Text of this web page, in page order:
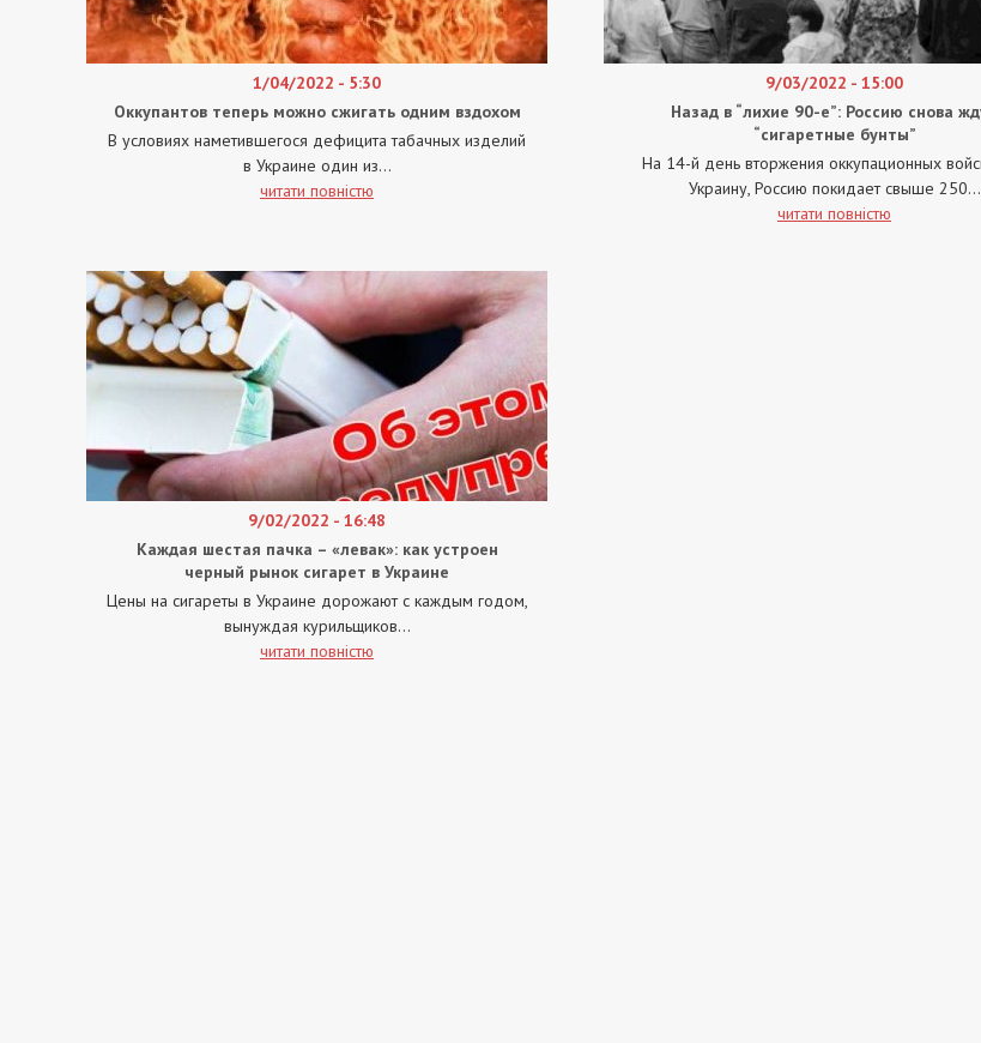
1/04/2022 - 5:30
Оккупантов теперь можно сжигать одним вздохом
В условиях наметившегося дефицита табачных изделий
в Украине один из...
читати повністю
9/03/2022 - 15:00
Назад в “лихие 90-е”: Россию снова
“сигаретные бунты”
На 14-й день вторжения оккупационных
Украину, Россию покидает свыше 250...
читати повністю
9/02/2022 - 16:48
Каждая шестая пачка – «левак»: как устроен
черный рынок сигарет в Украине
Цены на сигареты в Украине дорожают с каждым годом,
вынуждая курильщиков...
читати повністю